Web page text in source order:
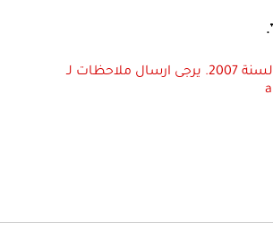
استعمال المضامين بموجب بند 27 أ لقانون الحقوق الأدبية لسنة 2007. يرجى ارسال ملاحظات لـ